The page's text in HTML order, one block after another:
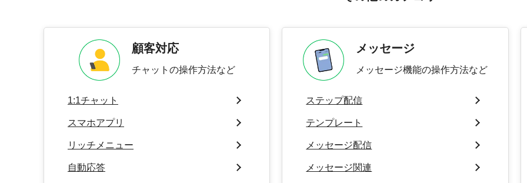
顧客対応
チャットの操作方法など
1:1チャット
スマホアプリ
リッチメニュー
自動応答
メッセージ
メッセージ機能の操作方法など
ステップ配信
テンプレート
メッセージ配信
メッセージ関連